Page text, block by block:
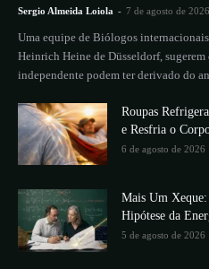
Sergio Almeida Loiola - 7 de agosto de 2026
Uma equipe de Biólogos
Heinrich Heine de Düsseldorf,
independente podem ter derivado do
Roupas
e Resfria o
6 de agosto de 2026
Mais Um
Hipótese da
5 de agosto de 2026